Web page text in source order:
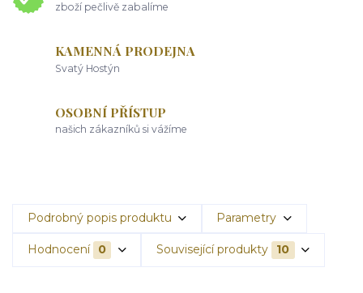
zboží pečlivě zabalíme
KAMENNÁ PRODEJNA
Svatý Hostýn
OSOBNÍ PŘÍSTUP
našich zákazníků si vážíme
Podrobný popis produktu Parametry
Hodnocení 0 Související produkty 10